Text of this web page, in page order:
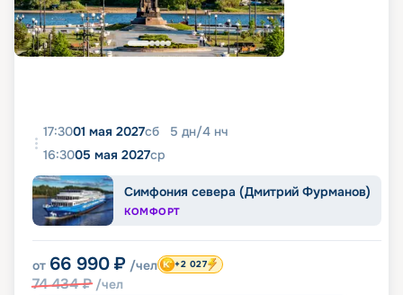
17:3001 мая 2027сб 5 дн/4 нч
16:3005 мая 2027ср
Симфония севера (Дмитрий Фурманов)
КОМФОРТ
от 66 990 ₽ /чел
74 434₽ /чел
+2 027